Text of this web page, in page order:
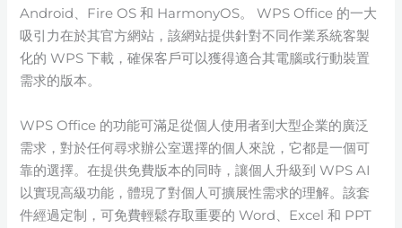
Android、Fire OS 和 HarmonyOS。 WPS Office 的一大
吸引力在於其官方網站，該網站提供針對不同作業系統客製
化的 WPS 下載，確保客戶可以獲得適合其電腦或行動裝置
需求的版本。
WPS Office 的功能可滿足從個人使用者到大型企業的廣泛
需求，對於任何尋求辦公室選擇的個人來說，它都是一個可
靠的選擇。在提供免費版本的同時，讓個人升級到 WPS AI
以實現高級功能，體現了對個人可擴展性需求的理解。該套
件經過定制，可免費輕鬆存取重要的 Word、Excel 和 PPT